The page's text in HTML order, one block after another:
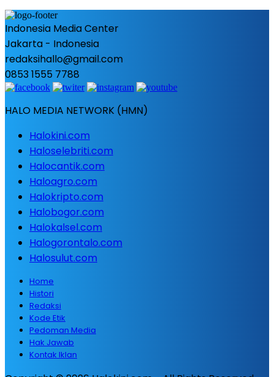
Indonesia Media Center
Jakarta - Indonesia
redaksihallo@gmail.com
0853 1555 7788
HALO MEDIA NETWORK (HMN)
Halokini.com
Haloselebriti.com
Halocantik.com
Haloagro.com
Halokripto.com
Halobogor.com
Halokalsel.com
Halogorontalo.com
Halosulut.com
Home
Histori
Redaksi
Kode Etik
Pedoman Media
Hak Jawab
Kontak Iklan